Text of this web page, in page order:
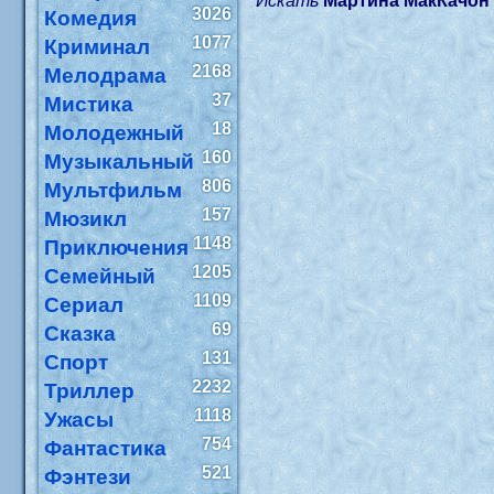
Комедия
3026
Криминал 1077
Мелодрама 2168
Мистика 37
Молодежный 18
Музыкальный 160
Мультфильм 806
Мюзикл 157
Приключения 1148
Семейный 1205
Сериал 1109
Сказка 69
Спорт 131
Триллер 2232
Ужасы 1118
Фантастика 754
Фэнтези
521